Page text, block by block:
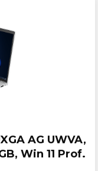
AG UWVA,
Win 11 Prof.